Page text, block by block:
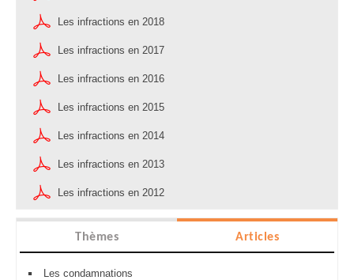
Les infractions en 2018
Les infractions en 2017
Les infractions en 2016
Les infractions en 2015
Les infractions en 2014
Les infractions en 2013
Les infractions en 2012
Thèmes Articles
Les condamnations